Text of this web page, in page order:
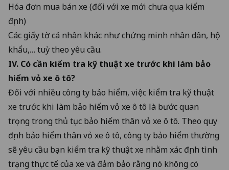
Hóa đơn mua bán xe (đối với xe mới chưa qua kiểm
định)
Các giấy tờ cá nhân khác như chứng minh nhân dân, hộ
khẩu,… tuỳ theo yêu cầu.
IV. Có cần kiểm tra kỹ thuật xe trước khi làm bảo
hiểm vỏ xe ô tô?
Đối với nhiều công ty bảo hiểm, việc kiểm tra kỹ thuật
xe trước khi làm bảo hiểm vỏ xe ô tô là bước quan
trọng trong thủ tục bảo hiểm thân vỏ xe ô tô. Theo quy
định bảo hiểm thân vỏ xe ô tô, công ty bảo hiểm thường
sẽ yêu cầu bạn kiểm tra kỹ thuật xe nhằm xác định tình
trạng thực tế của xe và đảm bảo rằng nó không có